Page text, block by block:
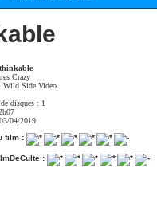
Crazy
Wild Side Video
disques : 1
04/2019
film :
: